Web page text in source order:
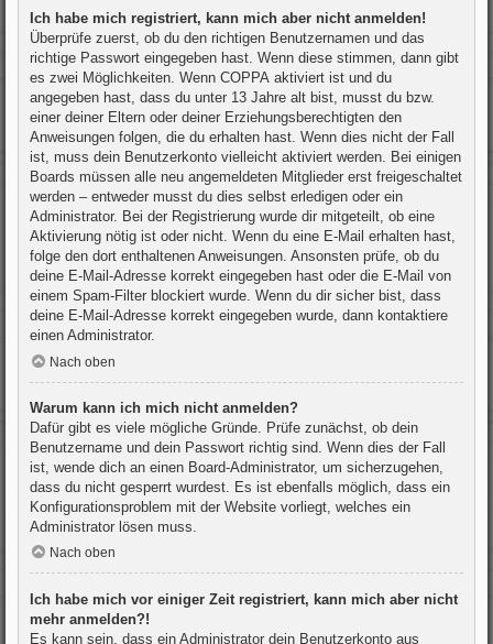
Ich habe mich registriert, kann mich aber nicht anmelden!
Überprüfe zuerst, ob du den richtigen Benutzernamen und das
richtige Passwort eingegeben hast. Wenn diese stimmen, dann gibt
es zwei Möglichkeiten. Wenn COPPA aktiviert ist und du
angegeben hast, dass du unter 13 Jahre alt bist, musst du bzw.
einer deiner Eltern oder deiner Erziehungsberechtigten den
Anweisungen folgen, die du erhalten hast. Wenn dies nicht der Fall
ist, muss dein Benutzerkonto vielleicht aktiviert werden. Bei einigen
Boards müssen alle neu angemeldeten Mitglieder erst freigeschaltet
werden – entweder musst du dies selbst erledigen oder ein
Administrator. Bei der Registrierung wurde dir mitgeteilt, ob eine
Aktivierung nötig ist oder nicht. Wenn du eine E-Mail erhalten hast,
folge den dort enthaltenen Anweisungen. Ansonsten prüfe, ob du
deine E-Mail-Adresse korrekt eingegeben hast oder die E-Mail von
einem Spam-Filter blockiert wurde. Wenn du dir sicher bist, dass
deine E-Mail-Adresse korrekt eingegeben wurde, dann kontaktiere
einen Administrator.
Nach oben
Warum kann ich mich nicht anmelden?
Dafür gibt es viele mögliche Gründe. Prüfe zunächst, ob dein
Benutzername und dein Passwort richtig sind. Wenn dies der Fall
ist, wende dich an einen Board-Administrator, um sicherzugehen,
dass du nicht gesperrt wurdest. Es ist ebenfalls möglich, dass ein
Konfigurationsproblem mit der Website vorliegt, welches ein
Administrator lösen muss.
Nach oben
Ich habe mich vor einiger Zeit registriert, kann mich aber nicht
mehr anmelden?!
Es kann sein, dass ein Administrator dein Benutzerkonto aus